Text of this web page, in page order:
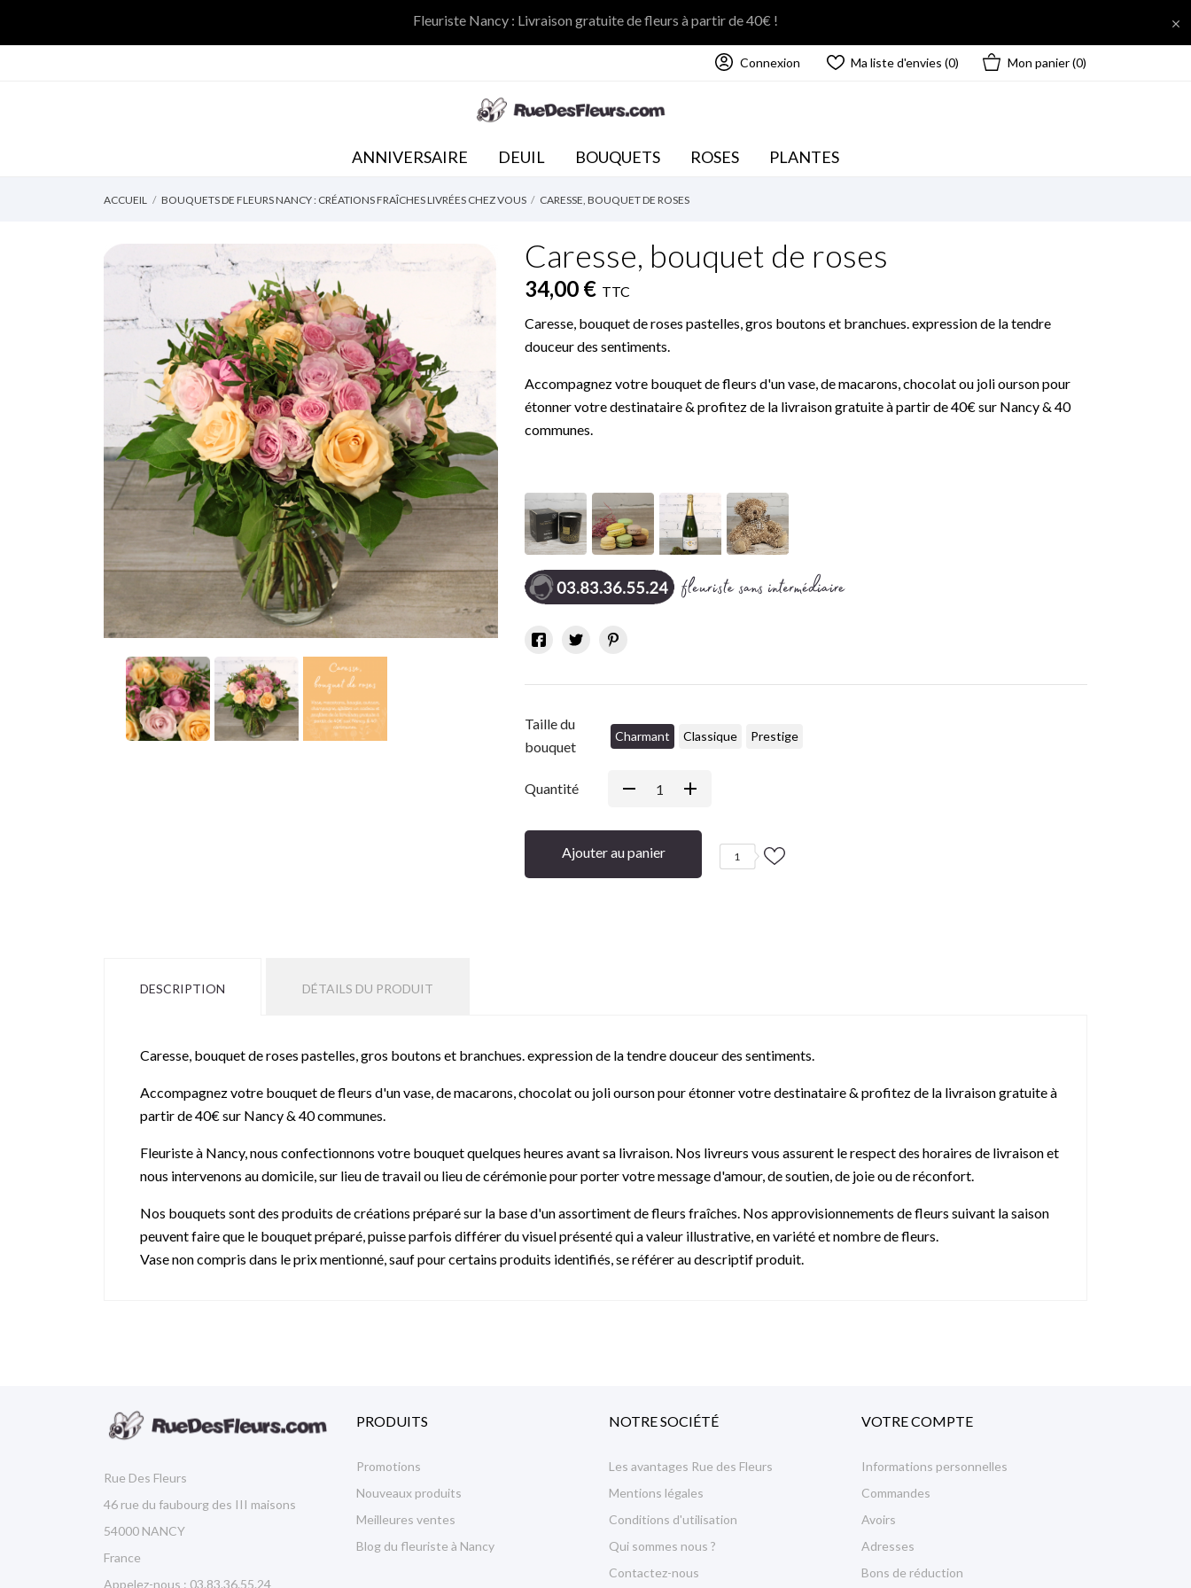
Fleuriste Nancy : Livraison gratuite de fleurs à partir de 40€ ! 
Connexion Ma liste d'envies (0) Mon panier(0)
ANNIVERSAIRE DEUIL BOUQUETS ROSES PLANTES
ACCUEIL BOUQUETS DE FLEURS NANCY : CRÉATIONS FRAÎCHES LIVRÉES CHEZ VOUS CARESSE, BOUQUET DE ROSES
Caresse, bouquet de roses
34,00 € TTC
Caresse, bouquet de roses pastelles, gros boutons et branchues. expression de la tendre
douceur des sentiments.
Accompagnez votre bouquet de fleurs d'un vase, de macarons, chocolat ou joli ourson pour
étonner votre destinataire & profitez de la livraison gratuite à partir de 40€ sur Nancy & 40
communes.
Taille du
bouquet
Charmant Classique Prestige
Quantité
Ajouter au panier 1
DESCRIPTION DÉTAILS DU PRODUIT
Caresse, bouquet de roses pastelles, gros boutons et branchues. expression de la tendre douceur des sentiments.
Accompagnez votre bouquet de fleurs d'un vase, de macarons, chocolat ou joli ourson pour étonner votre destinataire & profitez de la livraison gratuite à
partir de 40€ sur Nancy & 40 communes.
Fleuriste à Nancy, nous confectionnons votre bouquet quelques heures avant sa livraison. Nos livreurs vous assurent le respect des horaires de livraison et
nous intervenons au domicile, sur lieu de travail ou lieu de cérémonie pour porter votre message d'amour, de soutien, de joie ou de réconfort.
Nos bouquets sont des produits de créations préparé sur la base d'un assortiment de fleurs fraîches. Nos approvisionnements de fleurs suivant la saison
peuvent faire que le bouquet préparé, puisse parfois différer du visuel présenté qui a valeur illustrative, en variété et nombre de fleurs.
Vase non compris dans le prix mentionné, sauf pour certains produits identifiés, se référer au descriptif produit.
Rue Des Fleurs
46 rue du faubourg des III maisons
54000 NANCY
France
Appelez-nous : 03.83.36.55.24
PRODUITS
Promotions
Nouveaux produits
Meilleures ventes
Blog du fleuriste à Nancy
NOTRE SOCIÉTÉ
Les avantages Rue des Fleurs
Mentions légales
Conditions d'utilisation
Qui sommes nous ?
Contactez-nous
VOTRE COMPTE
Informations personnelles
Commandes
Avoirs
Adresses
Bons de réduction